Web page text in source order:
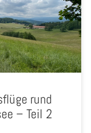
rund
– Teil 2